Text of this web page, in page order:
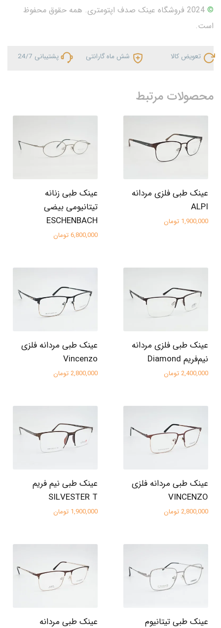
©
2024 فروشگاه عینک صدف اپتومتری. همه حقوق محفوظ
است.
تعویض کالا شش ماه گارانتی پشتیبانی 24/7
محصولات مرتبط
عینک طبی فلزی مردانه
ALPI
1,900,000 تومان
عینک طبی زنانه
تیتانیومی بیضی
ESCHENBACH
6,800,000 تومان
عینک طبی فلزی مردانه
نیم‌فریم Diamond
2,400,000 تومان
عینک طبی مردانه فلزی
Vincenzo
2,800,000 تومان
عینک طبی مردانه فلزی
VINCENZO
2,800,000 تومان
عینک طبی نیم فریم
SILVESTER T
1,900,000 تومان
عینک طبی تیتانیوم
عینک طبی مردانه